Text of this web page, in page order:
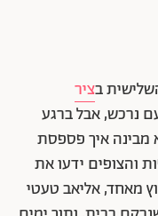
בציר
נרכש, אבל ברגע
איך פספסת
והצופים ידעו את
מאחד, אליאב טעטי